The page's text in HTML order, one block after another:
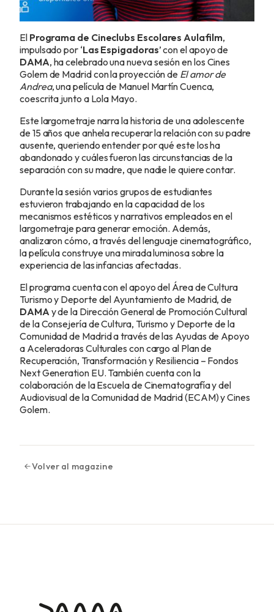
El Programa de Cineclubs Escolares Aulafilm,
impulsado por ‘Las Espigadoras’ con el apoyo de
DAMA, ha celebrado una nueva sesión en los Cines
Golem de Madrid con la proyección de El amor de
Andrea, una película de Manuel Martín Cuenca,
coescrita junto a Lola Mayo.
Este largometraje narra la historia de una adolescente
de 15 años que anhela recuperar la relación con su padre
ausente, queriendo entender por qué este los ha
abandonado y cuáles fueron las circunstancias de la
separación con su madre, que nadie le quiere contar.
Durante la sesión varios grupos de estudiantes
estuvieron trabajando en la capacidad de los
mecanismos estéticos y narrativos empleados en el
largometraje para generar emoción. Además,
analizaron cómo, a través del lenguaje cinematográfico,
la película construye una mirada luminosa sobre la
experiencia de las infancias afectadas.
El programa cuenta con el apoyo del Área de Cultura
Turismo y Deporte del Ayuntamiento de Madrid, de
DAMA y de la Dirección General de Promoción Cultural
de la Consejería de Cultura, Turismo y Deporte de la
Comunidad de Madrid a través de las Ayudas de Apoyo
a Aceleradoras Culturales con cargo al Plan de
Recuperación, Transformación y Resiliencia – Fondos
Next Generation EU. También cuenta con la
colaboración de la Escuela de Cinematografía y del
Audiovisual de la Comunidad de Madrid (ECAM) y Cines
Golem.
Volver al magazine